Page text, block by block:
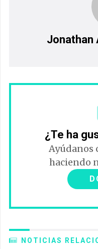
Jonathan
¿Te ha
Ayúdanos
haciendo
NOTICIAS